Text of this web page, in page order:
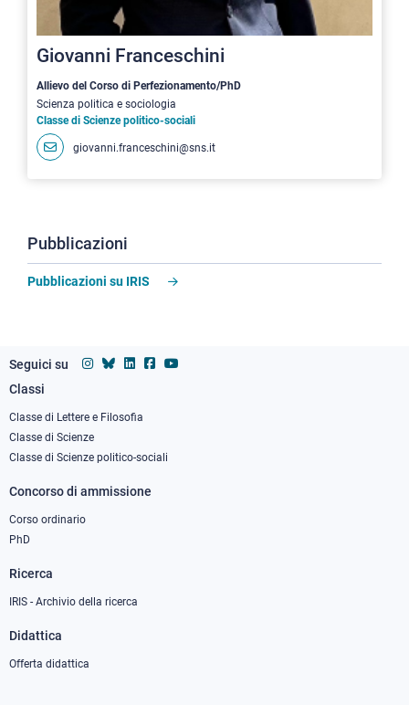
Giovanni Franceschini
Allievo del Corso di Perfezionamento/PhD
Scienza politica e sociologia
Classe di Scienze politico-sociali
giovanni.franceschini@sns.it
Pubblicazioni
Pubblicazioni su IRIS
Seguici su
Footer
column
1
Classi
Classe di Lettere e Filosofia
Classe di Scienze
Classe di Scienze politico-sociali
Concorso di ammissione
Corso ordinario
PhD
Ricerca
IRIS - Archivio della ricerca
Didattica
Offerta didattica